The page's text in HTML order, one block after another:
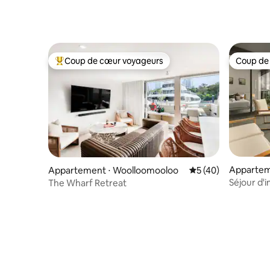
Coups de cœur voyageurs les plus appréciés
Coup de cœur voyageurs
Appartement ⋅ Woolloomooloo Évaluation
5 (40)
The Wharf Retreat
Coup
Coup
e Sydney
Séjour